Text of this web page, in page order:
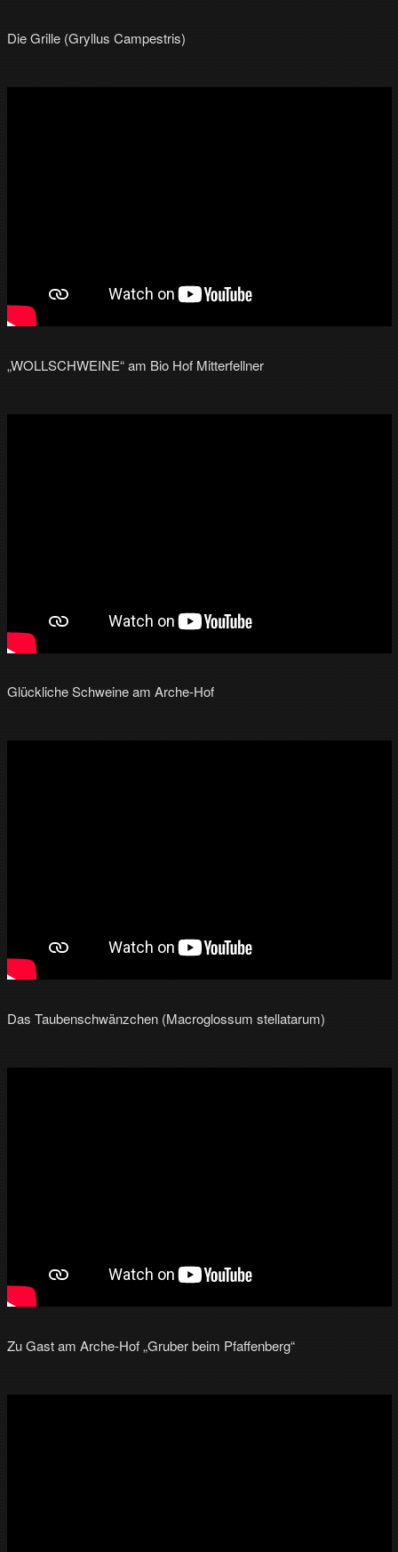
Die Grille (Gryllus Campestris)
„WOLLSCHWEINE“ am Bio Hof Mitterfellner
Glückliche Schweine am Arche-Hof
Das Taubenschwänzchen (Macroglossum stellatarum)
Zu Gast am Arche-Hof „Gruber beim Pfaffenberg“